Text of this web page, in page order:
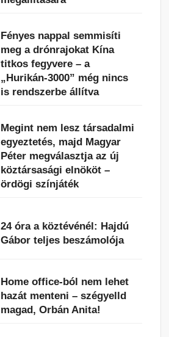
Fényes nappal semmisíti
meg a drónrajokat Kína
titkos fegyvere – a
„Hurikán-3000” még nincs
is rendszerbe állítva
Megint nem lesz társadalmi
egyeztetés, majd Magyar
Péter megválasztja az új
köztársasági elnököt –
ördögi színjáték
24 óra a köztévénél: Hajdú
Gábor teljes beszámolója
Home office-ból nem lehet
hazát menteni – szégyelld
magad, Orbán Anita!